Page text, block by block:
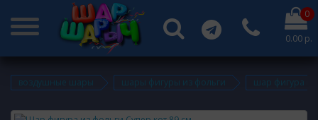
0
0.00 р.
воздушные шары шары фигуры из фольги шар фигура из